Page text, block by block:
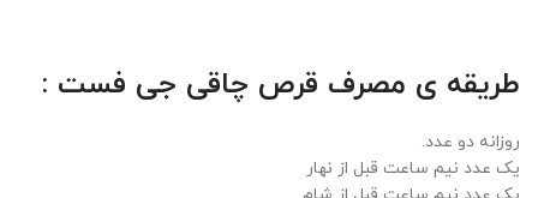
طریقه ی مصرف قرص چاقی جی فست :
روزانه دو عدد.
یک عدد نیم ساعت قبل از نهار